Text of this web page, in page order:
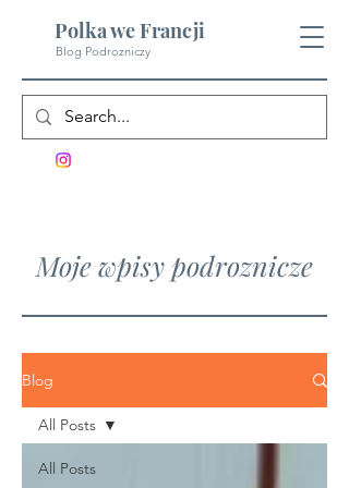
Polka we Francji
Blog Podrozniczy
Moje wpisy podroznicze
Blog
All Posts
All Posts